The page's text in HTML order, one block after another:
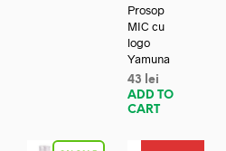
Prosop
MIC cu
logo
Yamuna
43
lei
ADD TO
CART